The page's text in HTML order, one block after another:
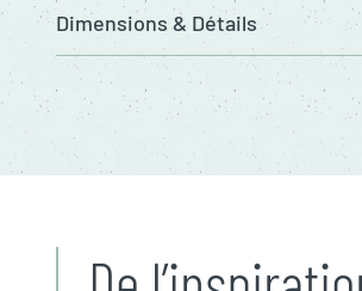
Dimensions & Détails